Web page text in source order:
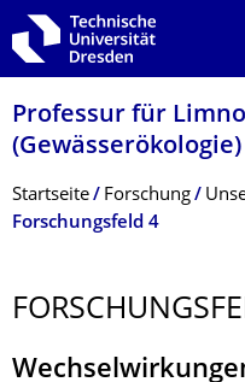
Zur Hauptnavigation springen
Zur Suche springen
Zum Inhalt springen
Professur für
(Gewässerökologie)
Breadcrumb-Menü
Startseite Forschung
Forschungsfeld 4